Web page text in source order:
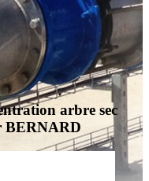
arbre sec
BERNARD